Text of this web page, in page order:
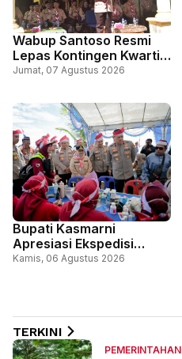
Wabup Santoso Resmi
Lepas Kontingen Kwartir
Cabang Gerakan
Jambore Nasional, di
Cibubur Jakarta
Jumat, 07 Agustus 2026
Bupati Kasmarni
Apresiasi Ekspedisi
Merah Putih Presisi,
Kamis, 06 Agustus 2026
TERKINI
PEMERINTAHAN